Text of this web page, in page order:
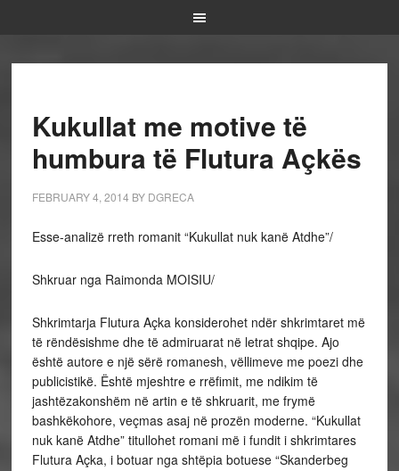
Kukullat me motive të
humbura të Flutura Açkës
FEBRUARY 4, 2014 BY DGRECA
Esse-analizë rreth romanit “Kukullat nuk kanë Atdhe”/
Shkruar nga Raimonda MOISIU/
Shkrimtarja Flutura Açka konsiderohet ndër shkrimtaret më
të rëndësishme dhe të admiruarat në letrat shqipe. Ajo
është autore e një sërë romanesh, vëllimeve me poezi dhe
publicistikë. Është mjeshtre e rrëfimit, me ndikim të
jashtëzakonshëm në artin e të shkruarit, me frymë
bashkëkohore, veçmas asaj në prozën moderne. “Kukullat
nuk kanë Atdhe” titullohet romani më i fundit i shkrimtares
Flutura Açka, i botuar nga shtëpia botuese “Skanderbeg